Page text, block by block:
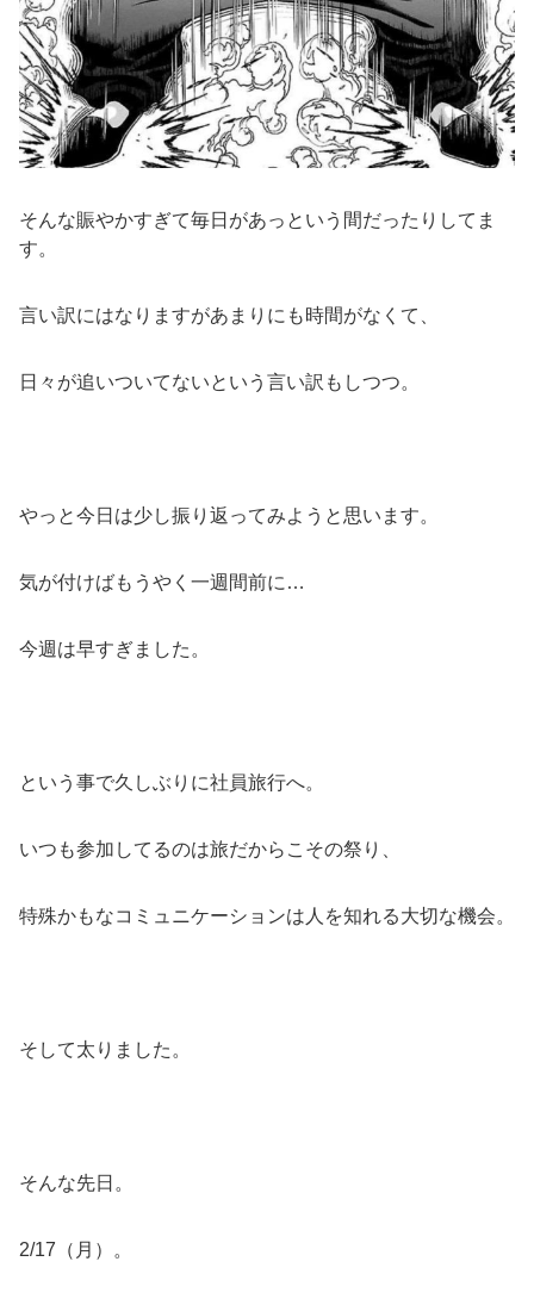
そんな賑やかすぎて毎日があっという間だったりしてま
す。
言い訳にはなりますがあまりにも時間がなくて、
日々が追いついてないという言い訳もしつつ。
やっと今日は少し振り返ってみようと思います。
気が付けばもうやく一週間前に…
今週は早すぎました。
という事で久しぶりに社員旅行へ。
いつも参加してるのは旅だからこその祭り、
特殊かもなコミュニケーションは人を知れる大切な機会。
そして太りました。
そんな先日。
2/17（月）。